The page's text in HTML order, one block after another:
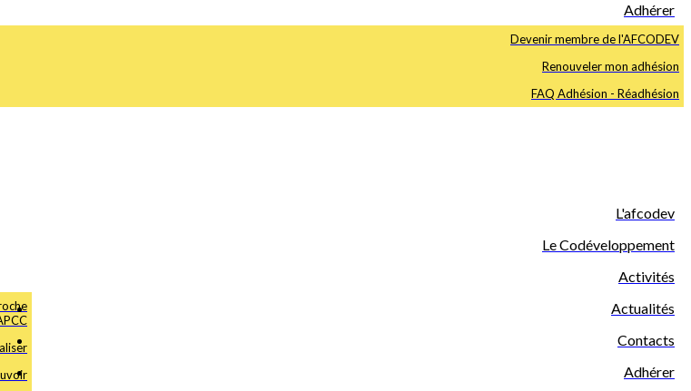
Adhérer
Devenir membre de l'AFCODEV
Renouveler mon adhésion
FAQ Adhésion - Réadhésion
L'afcodev
Le Codéveloppement
Activités
Actualités
Contacts
Adhérer